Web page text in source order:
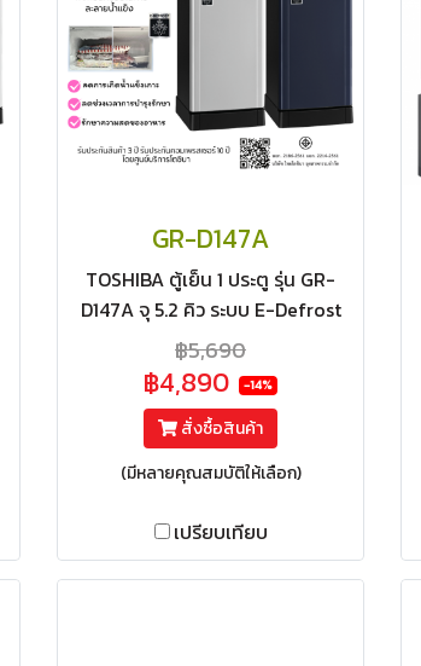
GR-D147A
TOSHIBA ตู้เย็น 1 ประตู รุ่น GR-
D147A จุ 5.2 คิว ระบบ E-Defrost
ลดน้ำแข็งเกาะ
฿5,690
฿4,890 -14%
สั่งซื้อสินค้า
(มีหลายคุณสมบัติให้เลือก)
เปรียบเทียบ